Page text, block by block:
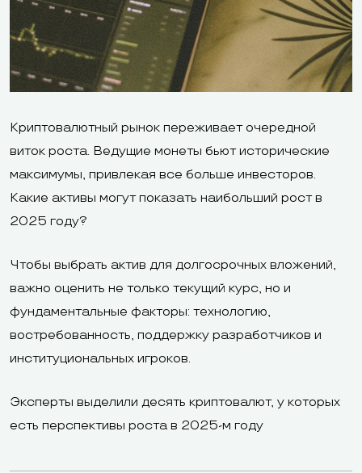
Криптовалютный рынок переживает очередной
виток роста. Ведущие монеты бьют исторические
максимумы, привлекая все больше инвесторов.
Какие активы могут показать наибольший рост в
2025 году?
Чтобы выбрать актив для долгосрочных вложений,
важно оценить не только текущий курс, но и
фундаментальные факторы: технологию,
востребованность, поддержку разработчиков и
институциональных игроков.
Эксперты выделили десять криптовалют, у которых
есть перспективы роста в 2025-м году